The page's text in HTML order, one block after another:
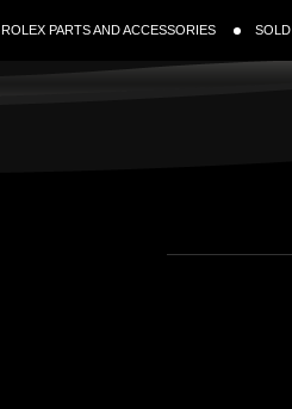
ROLEX PARTS AND ACCESSORIES SOLD